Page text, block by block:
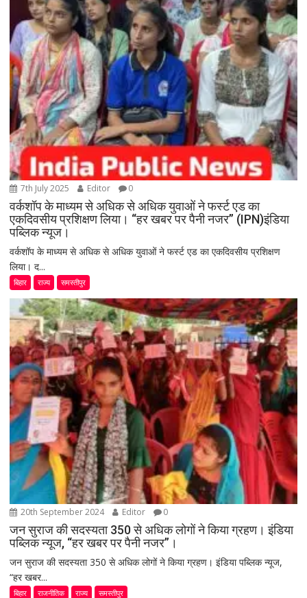
7th July 2025 Editor 0
वर्कशॉप के माध्यम से अधिक से अधिक युवाओं ने फर्स्ट एड का
एकदिवसीय प्रशिक्षण लिया। “हर खबर पर पैनी नजर” (IPN)इंडिया
पब्लिक न्यूज।
वर्कशॉप के माध्यम से अधिक से अधिक युवाओं ने फर्स्ट एड का एकदिवसीय प्रशिक्षण
लिया। द...
बिहार राज्य समस्तीपुर
20th September 2024 Editor 0
जन सुराज की सदस्यता 350 से अधिक लोगों ने किया ग्रहण। इंडिया
पब्लिक न्यूज, “हर खबर पर पैनी नजर”।
जन सुराज की सदस्यता 350 से अधिक लोगों ने किया ग्रहण। इंडिया पब्लिक न्यूज,
“हर खबर...
बिहार राजनीतिक राज्य समस्तीपुर